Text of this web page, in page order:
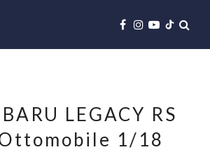
LEGACY RS
1/18